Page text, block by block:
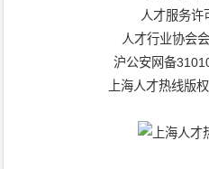
人才服务许
人才行业协会
沪公安网备
上海人才热线版